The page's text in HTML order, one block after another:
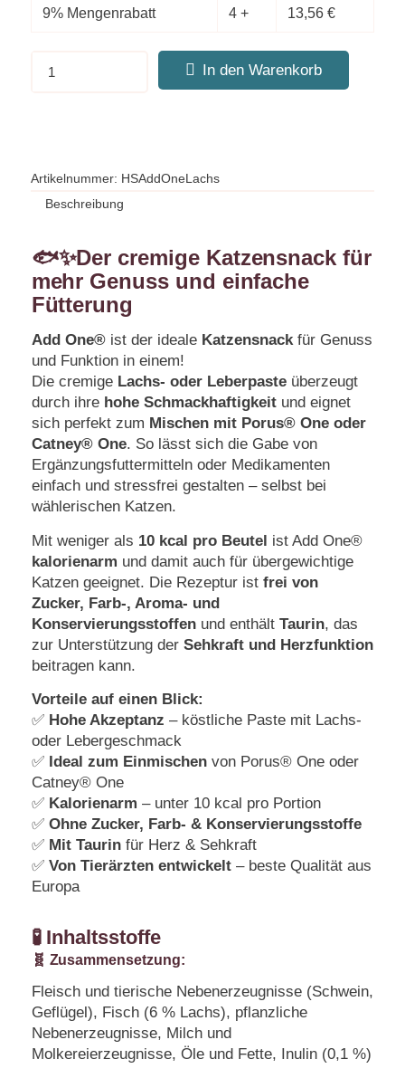
9% Mengenrabatt 4 + 13,56 €
In den Warenkorb
Artikelnummer: HSAddOneLachs
Beschreibung
🐟✨Der cremige Katzensnack für
mehr Genuss und einfache
Fütterung
Add One®ist der ideale Katzensnackfür Genuss
und Funktion in einem!
Die cremige Lachs- oder Leberpasteüberzeugt
durch ihre hohe Schmackhaftigkeitund eignet
sich perfekt zum Mischen mit Porus® One oder
Catney® One. So lässt sich die Gabe von
Ergänzungsfuttermitteln oder Medikamenten
einfach und stressfrei gestalten – selbst bei
wählerischen Katzen.
Mit weniger als 10 kcal pro Beutel ist Add One®
kalorienarm und damit auch für übergewichtige
Katzen geeignet. Die Rezeptur ist frei von
Zucker, Farb-, Aroma- und
Konservierungsstoffenund enthält Taurin, das
zur Unterstützung der Sehkraft und Herzfunktion
beitragen kann.
Vorteile auf einen Blick:
✅ Hohe Akzeptanz – köstliche Paste mit Lachs-
oder Lebergeschmack
✅ Ideal zum Einmischenvon Porus® One oder
Catney® One
✅ Kalorienarm – unter 10 kcal pro Portion
✅ Ohne Zucker, Farb- & Konservierungsstoffe
✅ Mit Taurinfür Herz & Sehkraft
✅ Von Tierärzten entwickelt– beste Qualität aus
Europa
🧪 Inhaltsstoffe
🧬 Zusammensetzung:
Fleisch und tierische Nebenerzeugnisse (Schwein,
Geflügel), Fisch (6 % Lachs), pflanzliche
Nebenerzeugnisse, Milch und
Molkereierzeugnisse, Öle und Fette, Inulin (0,1 %)